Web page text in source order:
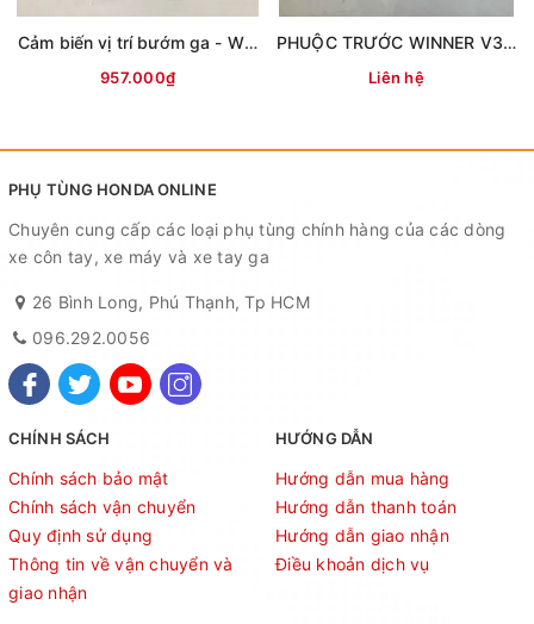
Cảm biến vị trí bướm ga - WINNER
957.000₫
PHUỘC TRƯỚC WINNER V3 (ABS) - MÀU VÀNG
Liên hệ
PHỤ TÙNG HONDA ONLINE
Chuyên cung cấp các loại phụ tùng chính hàng của các dòng
xe côn tay, xe máy và xe tay ga
26 Bình Long, Phú Thạnh, Tp HCM
096.292.0056
CHÍNH SÁCH
Chính sách bảo mật
Chính sách vận chuyển
Quy định sử dụng
Thông tin về vận chuyển và
giao nhận
HƯỚNG DẪN
Hướng dẫn mua hàng
Hướng dẫn thanh toán
Hướng dẫn giao nhận
Điều khoản dịch vụ